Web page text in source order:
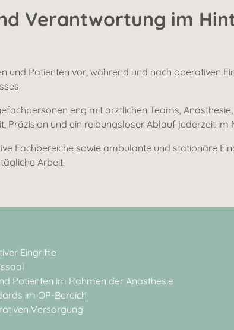
Verantwortung im
und Patienten vor, während und nach operativen
eng mit ärztlichen Teams,
Präzision und ein reibungsloser Ablauf jederzeit im
Fachbereiche sowie ambulante und stationäre
Arbeit.
Eingriffe
Patienten im Rahmen der Anästhesie
im OP-Bereich
Versorgung